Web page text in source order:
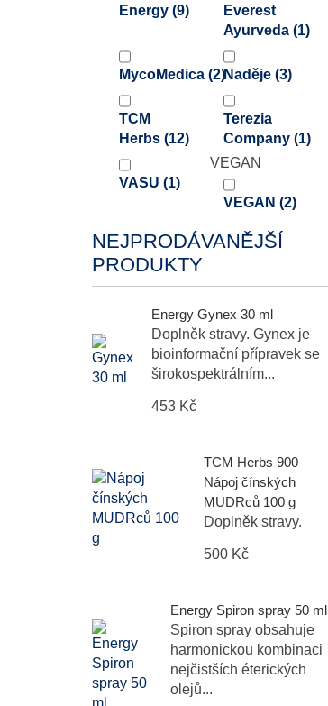
Energy (9)
Everest
Ayurveda(1)
MycoMedica (2)Naděje(3)
TCM
Herbs (12)
Terezia
Company(1)
VASU (1)
VEGAN
VEGAN(2)
NEJPRODÁVANĚJŠÍ
PRODUKTY
Energy Gynex 30 ml
Doplněk stravy. Gynex je
bioinformační přípravek se
širokospektrálním...
453 Kč
TCM Herbs 900
Nápoj čínských
MUDRců 100 g
Doplněk stravy.
500 Kč
Energy Spiron spray 50 ml
Spiron spray obsahuje
harmonickou kombinaci
nejčistších éterických
olejů...